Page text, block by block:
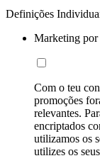
Definições
Marketing por
Com o teu
promoções
relevantes.
encriptados
utilizamos os
utilizes os